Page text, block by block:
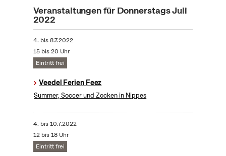
Veranstaltungen für Donnerstags Juli
2022
4. bis8.7.2022
15 bis 20 Uhr
Eintritt frei
Veedel Ferien Feez
Summer, Soccer und Zocken in Nippes
4. bis10.7.2022
12 bis 18 Uhr
Eintritt frei